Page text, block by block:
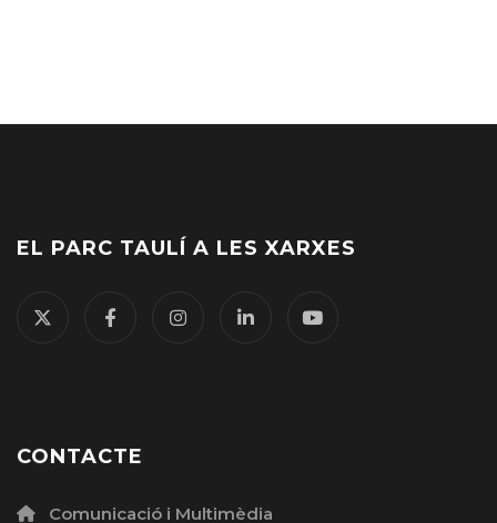
EL PARC TAULÍ A LES XARXES
CONTACTE
Comunicació i Multimèdia